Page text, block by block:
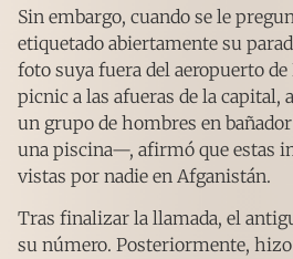
Sin embargo, cuando se le
etiquetado abiertamente su
foto suya fuera del aeropuerto
picnic a las afueras de la capital,
un grupo de hombres en
una piscina—, afirmó que estas
vistas por nadie en Afganistán.
Tras finalizar la llamada, el
su número. Posteriormente,